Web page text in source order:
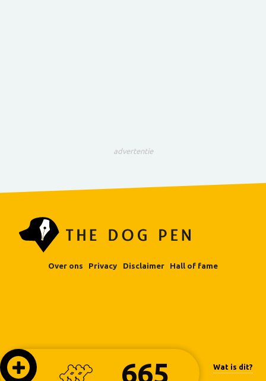
665 Wat is dit?
advertentie
Over ons Privacy Disclaimer Hall of fame